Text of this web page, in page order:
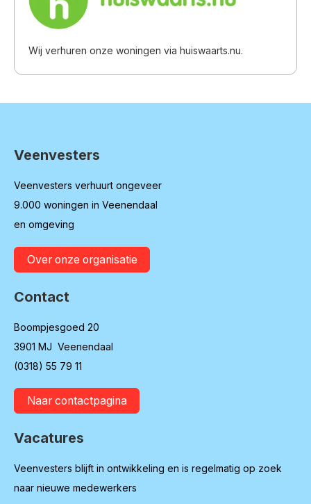
Wij verhuren onze woningen via huiswaarts.nu.
Contactinformatie
Veenvesters
Veenvesters verhuurt ongeveer
9.000 woningen in Veenendaal
en omgeving
Over onze organisatie
Contact
Boompjesgoed 20
3901 MJ Veenendaal
(0318) 55 79 11
Naar contactpagina
Vacatures
Veenvesters blijft in ontwikkeling en is regelmatig op zoek
naar nieuwe medewerkers